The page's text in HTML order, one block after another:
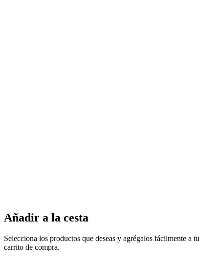
Añadir a la cesta
Selecciona los productos que deseas y agrégalos fácilmente a tu
carrito de compra.